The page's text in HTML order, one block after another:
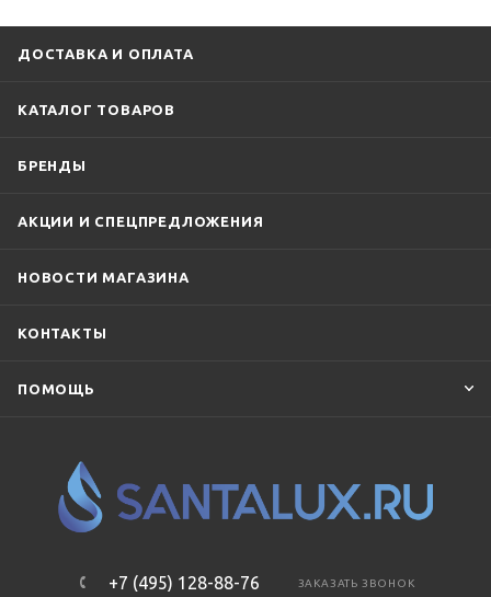
ДОСТАВКА И ОПЛАТА
КАТАЛОГ ТОВАРОВ
БРЕНДЫ
АКЦИИ И СПЕЦПРЕДЛОЖЕНИЯ
НОВОСТИ МАГАЗИНА
КОНТАКТЫ
ПОМОЩЬ
+7 (495) 128-88-76 ЗАКАЗАТЬ ЗВОНОК